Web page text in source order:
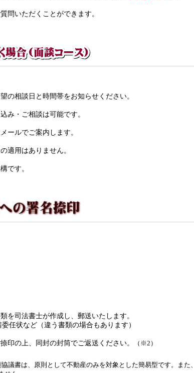
問いただくことができます。
の相談日と時間帯をお知らせください。
み・ご相談は可能です。
ールでご案内します。
適用はありません。
です。
を司法書士が作成し、郵送いたします。
任状など（違う書類の場合もあります）
印の上、同封の封筒でご返送ください。 （※2）
議書は、原則として不動産のみを対象とした簡易型です。また、